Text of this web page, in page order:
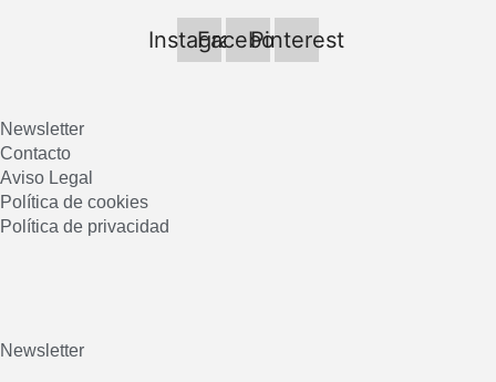
Instagram
Facebook
Pinterest
Newsletter
Contacto
Aviso Legal
Política de cookies
Política de privacidad
Newsletter